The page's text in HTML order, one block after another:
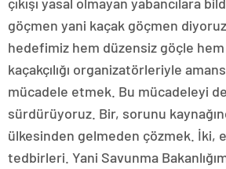
göçmen yani kaçak göçmen
hedefimiz hem düzensiz göçle
kaçakçılığı organizatörleriyle
mücadele etmek. Bu mücadeleyi
sürdürüyoruz. Bir, sorunu
ülkesinden gelmeden çözmek. İki,
tedbirleri. Yani Savunma